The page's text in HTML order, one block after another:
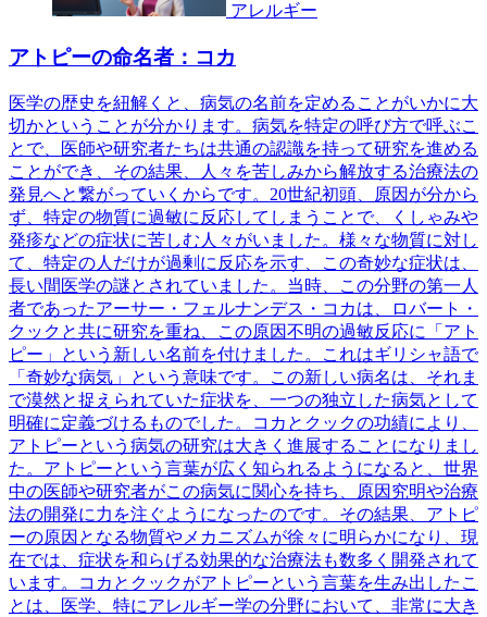
アレルギー
アトピーの命名者：コカ
医学の歴史を紐解くと、病気の名前を定めることがいかに大
切かということが分かります。病気を特定の呼び方で呼ぶこ
とで、医師や研究者たちは共通の認識を持って研究を進める
ことができ、その結果、人々を苦しみから解放する治療法の
発見へと繋がっていくからです。20世紀初頭、原因が分から
ず、特定の物質に過敏に反応してしまうことで、くしゃみや
発疹などの症状に苦しむ人々がいました。様々な物質に対し
て、特定の人だけが過剰に反応を示す、この奇妙な症状は、
長い間医学の謎とされていました。当時、この分野の第一人
者であったアーサー・フェルナンデス・コカは、ロバート・
クックと共に研究を重ね、この原因不明の過敏反応に「アト
ピー」という新しい名前を付けました。これはギリシャ語で
「奇妙な病気」という意味です。この新しい病名は、それま
で漠然と捉えられていた症状を、一つの独立した病気として
明確に定義づけるものでした。コカとクックの功績により、
アトピーという病気の研究は大きく進展することになりまし
た。アトピーという言葉が広く知られるようになると、世界
中の医師や研究者がこの病気に関心を持ち、原因究明や治療
法の開発に力を注ぐようになったのです。その結果、アトピ
ーの原因となる物質やメカニズムが徐々に明らかになり、現
在では、症状を和らげる効果的な治療法も数多く開発されて
います。コカとクックがアトピーという言葉を生み出したこ
とは、医学、特にアレルギー学の分野において、非常に大き